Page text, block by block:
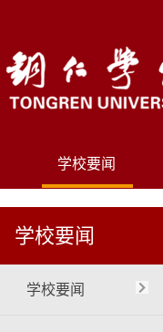
学校要闻
学校要闻
学校要闻